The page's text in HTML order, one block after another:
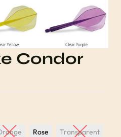
Condor
Rose Transparent